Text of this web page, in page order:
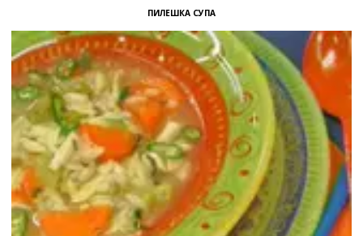
ПИЛЕШКА СУПА